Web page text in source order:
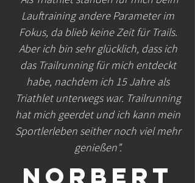
Lauftraining andere Parameter im
Fokus, da blieb keine Zeit für Trails.
Aber ich bin sehr glücklich, dass ich
das Trailrunning für mich entdeckt
habe, nachdem ich 15 Jahre als
Triathlet unterwegs war. Trailrunning
hat mich geerdet und ich kann mein
Sportlerleben seither noch viel mehr
genießen”.
Norbert